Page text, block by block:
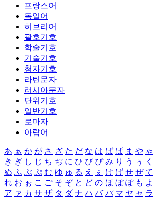
프랑스어
독일어
히브리어
괄호기호
학술기호
기술기호
첨자기호
라틴문자
러시아문자
단위기호
일반기호
로마자
아랍어
あ ぁ か が さ ざ た だ な は ば ぱ ま や ゃ
き ぎ し じ ち ぢ に ひ び ぴ み り う ぅ く
ぬ ふ ぶ ぷ む ゆ ゅ る え ぇ け げ せ ぜ て
れ お ぉ こ ご そ ぞ と ど の ほ ぼ ぽ も よ
ア ァ カ サ ザ タ ダ ナ ハ バ パ マ ヤ ャ ラ